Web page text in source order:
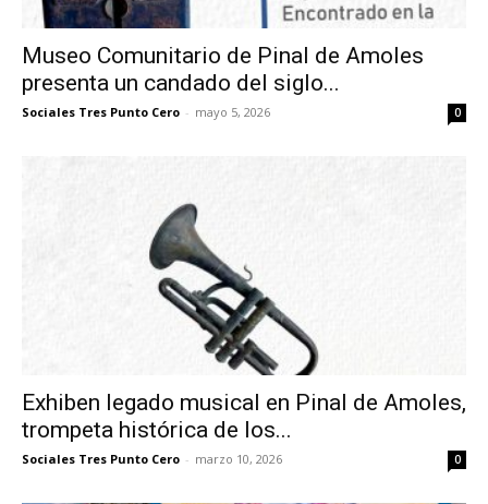
Museo Comunitario de Pinal de Amoles
presenta un candado del siglo...
Sociales Tres Punto Cero - mayo 5, 2026 0
Exhiben legado musical en Pinal de Amoles,
trompeta histórica de los...
Sociales Tres Punto Cero - marzo 10, 2026 0